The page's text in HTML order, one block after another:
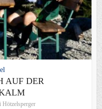
AUF DER
Hötzelsperger